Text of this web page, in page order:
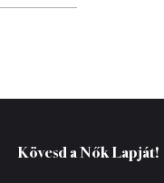
Kövesd a Nők Lapját!